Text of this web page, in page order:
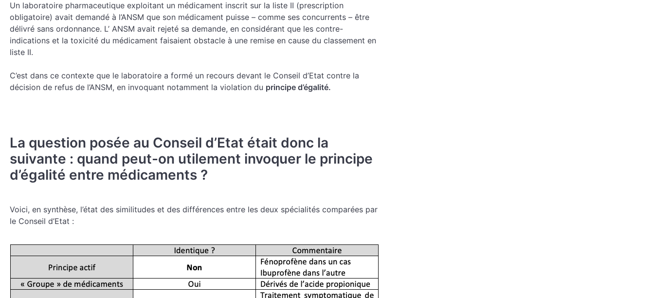
Un laboratoire pharmaceutique exploitant un médicament inscrit sur la liste II (prescription
obligatoire) avait demandé à l’ANSM que son médicament puisse – comme ses concurrents – être
délivré sans ordonnance. L’ ANSM avait rejeté sa demande, en considérant que les contre-
indications et la toxicité du médicament faisaient obstacle à une remise en cause du classement en
liste II.
C’est dans ce contexte que le laboratoire a formé un recours devant le Conseil d’Etat contre la
décision de refus de l’ANSM, en invoquant notamment la violation du principe d’égalité.
La question posée au Conseil d’Etat était donc la
suivante : quand peut-on utilement invoquer le principe
d’égalité entre médicaments ?
Voici, en synthèse, l’état des similitudes et des différences entre les deux spécialités comparées par
le Conseil d’Etat :